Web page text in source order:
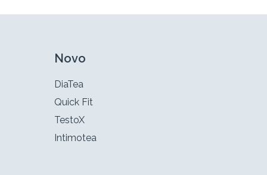
Novo
DiaTea
Quick Fit
TestoX
Intimotea